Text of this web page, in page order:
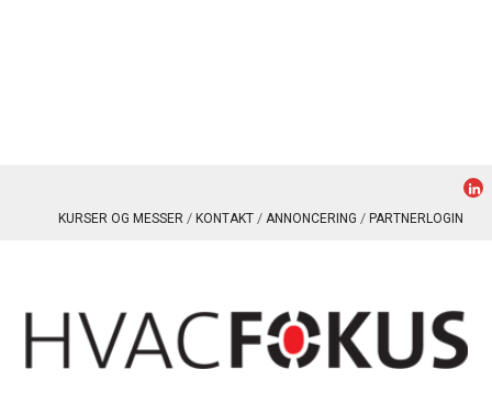
KURSER OG MESSER KONTAKT ANNONCERING PARTNERLOGIN